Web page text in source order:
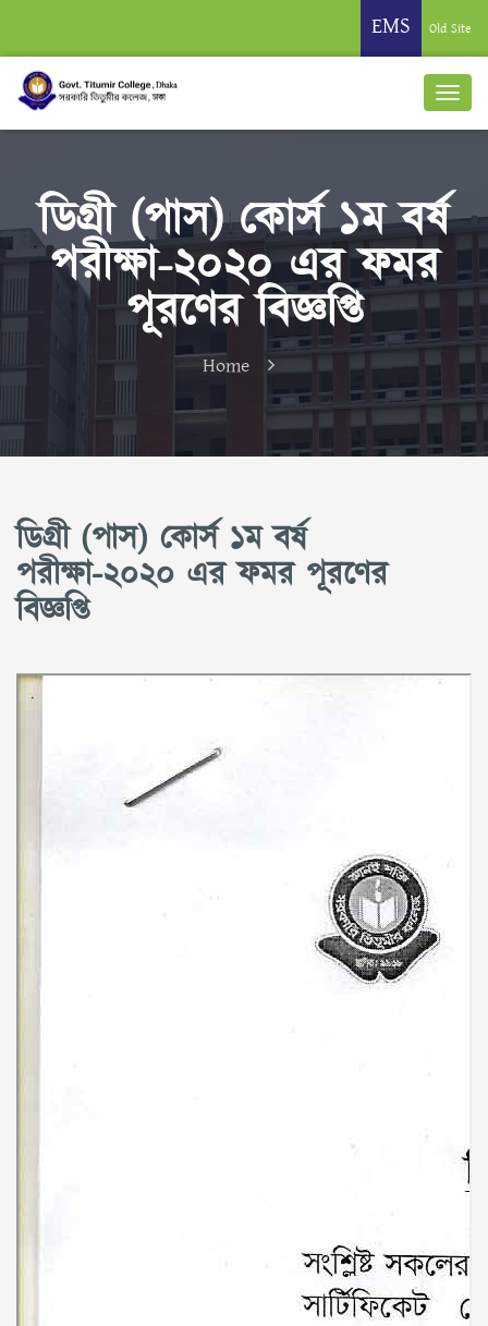
EMS Old Site
ডিগ্রী (পাস) কোর্স ১ম বর্ষ
পরীক্ষা-২০২০ এর ফমর
পূরণের বিজ্ঞপ্তি
Home
ডিগ্রী (পাস) কোর্স ১ম বর্ষ
পরীক্ষা-২০২০ এর ফমর পূরণের
বিজ্ঞপ্তি